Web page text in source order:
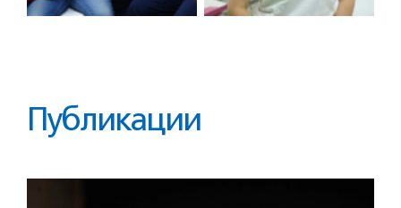
Публикации